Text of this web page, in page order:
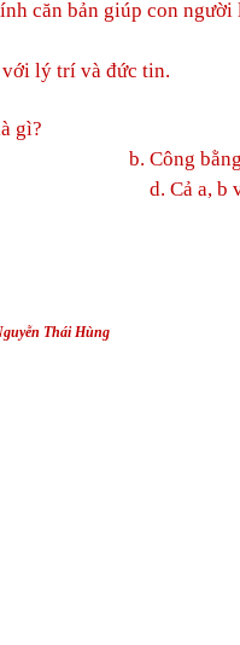
căn bản giúp con người
vi. b. Điều
với lý trí và đức tin.
gì?
Công
d. Cả a, b
Thái Hùng